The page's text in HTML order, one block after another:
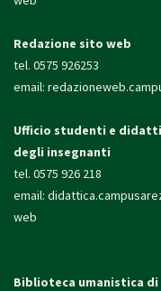
Redazione sito web
tel. 0575 926253
email:
Ufficio studenti e
degli insegnanti
tel. 0575 926 218
email:
web
Biblioteca umanistica di